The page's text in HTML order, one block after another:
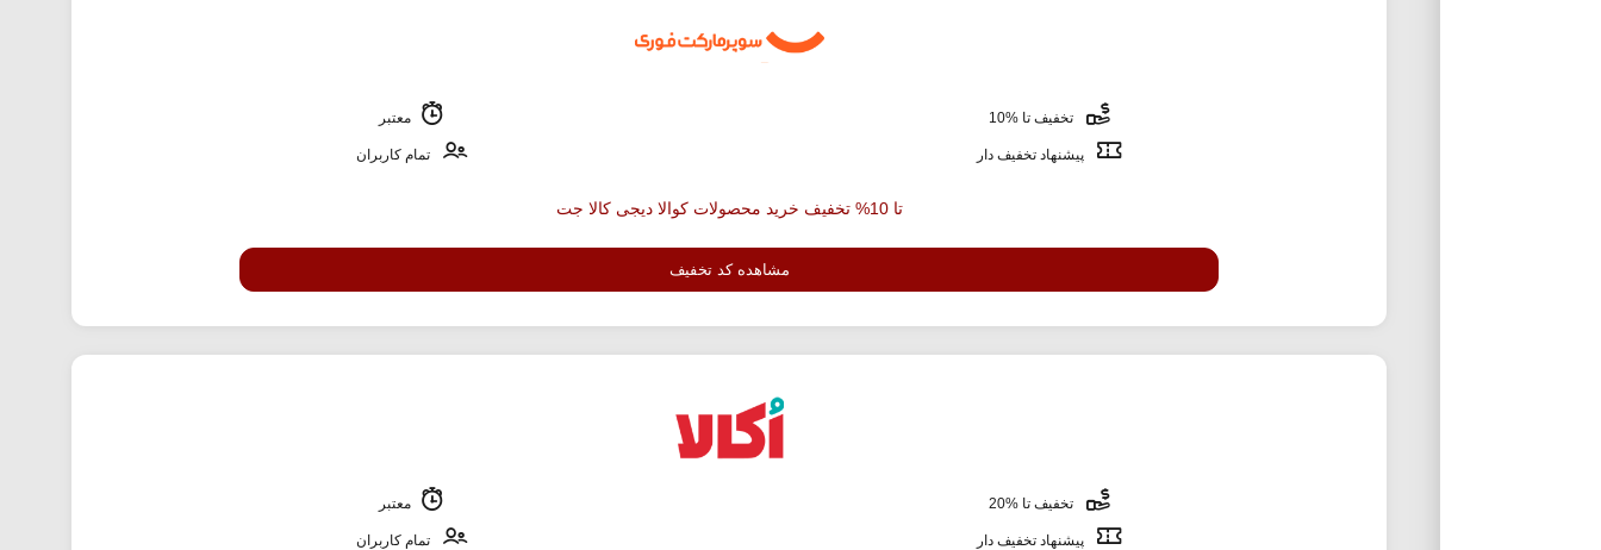
تخفیف تا %10 معتبر
پیشنهاد تخفیف دار تمام کاربران
تا 10% تخفیف خرید محصولات کوالا دیجی کالا جت
مشاهده کد تخفیف
تخفیف تا %20 معتبر
پیشنهاد تخفیف دار تمام کاربران